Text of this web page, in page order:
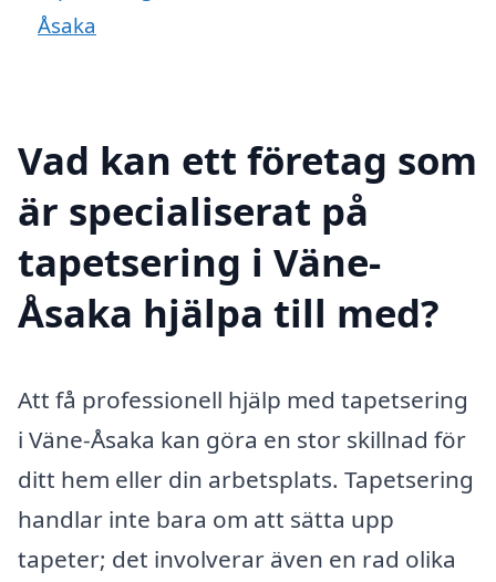
Åsaka
Vad kan ett företag som
är specialiserat på
tapetsering i Väne-
Åsaka hjälpa till med?
Att få professionell hjälp med tapetsering
i Väne-Åsaka kan göra en stor skillnad för
ditt hem eller din arbetsplats. Tapetsering
handlar inte bara om att sätta upp
tapeter; det involverar även en rad olika